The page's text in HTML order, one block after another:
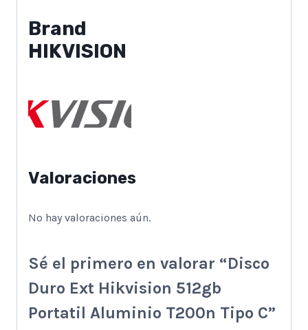
Brand
HIKVISION
Valoraciones
No hay valoraciones aún.
Sé el primero en valorar “Disco
Duro Ext Hikvision 512gb
Portatil Aluminio T200n Tipo C”